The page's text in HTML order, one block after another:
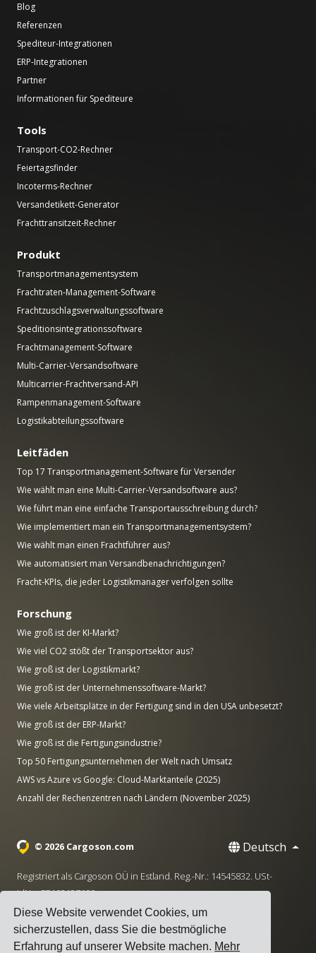
Diese Website verwendet Cookies, um
sicherzustellen, dass Sie die bestmögliche
Erfahrung auf unserer Website machen. Mehr
Blog
Referenzen
Spediteur-Integrationen
ERP-Integrationen
Partner
Informationen für Spediteure
Tools
Transport-CO2-Rechner
Feiertagsfinder
Incoterms-Rechner
Versandetikett-Generator
Frachttransitzeit-Rechner
Produkt
Transportmanagementsystem
Frachtraten-Management-Software
Frachtzuschlagsverwaltungssoftware
Speditionsintegrationssoftware
Frachtmanagement-Software
Multi-Carrier-Versandsoftware
Multicarrier-Frachtversand-API
Rampenmanagement-Software
Logistikabteilungssoftware
Leitfäden
Top 17 Transportmanagement-Software für Versender
Wie wählt man eine Multi-Carrier-Versandsoftware aus?
Wie führt man eine einfache Transportausschreibung durch?
Wie implementiert man ein Transportmanagementsystem?
Wie wählt man einen Frachtführer aus?
Wie automatisiert man Versandbenachrichtigungen?
Fracht-KPIs, die jeder Logistikmanager verfolgen sollte
Forschung
Wie groß ist der KI-Markt?
Wie viel CO2 stößt der Transportsektor aus?
Wie groß ist der Logistikmarkt?
Wie groß ist der Unternehmenssoftware-Markt?
Wie viele Arbeitsplätze in der Fertigung sind in den USA unbesetzt?
Wie groß ist der ERP-Markt?
Wie groß ist die Fertigungsindustrie?
Top 50 Fertigungsunternehmen der Welt nach Umsatz
AWS vs Azure vs Google: Cloud-Marktanteile (2025)
Anzahl der Rechenzentren nach Ländern (November 2025)
© 2026 Cargoson.com Deutsch
Registriert als Cargoson OÜ in Estland. Reg.-Nr.: 14545832. USt-
IdNr.: EE102137680.
Hauptsitz: Pärnu mnt. 141, 11314 Tallinn, Estland
·hello@cargoson.com